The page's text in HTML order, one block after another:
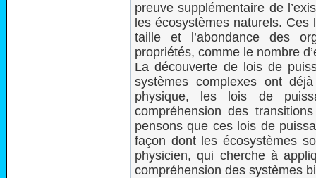
preuve supplémentaire de
les écosystèmes naturels.
taille et l’abondance des
propriétés, comme le nombre
La découverte de lois de
systèmes complexes ont
physique, les lois de
compréhension des
pensons que ces lois de
façon dont les écosystèmes
physicien, qui cherche à
compréhension des systèmes